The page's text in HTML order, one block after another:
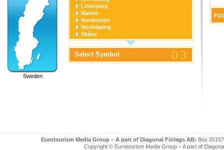
Sweden
Linköping
Malmö
Norrbotten
Norrköping
Skåne
Stockholm
Stockholm stad
Södermanland
Uppsala
Select Symbol
Eurotourism Media Group – A part of Diagonal Förlags AB: Box
Copyright © Eurotourism Media Group – A part of